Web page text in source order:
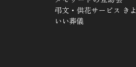
弔文・供花サービス き
いい葬儀